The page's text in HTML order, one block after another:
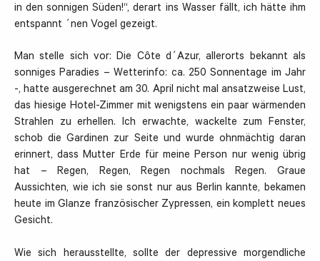
in den sonnigen Süden!“, derart ins Wasser fällt, ich hätte ihm
entspannt ´nen Vogel gezeigt.
Man stelle sich vor: Die Côte d´Azur, allerorts bekannt als
sonniges Paradies – Wetterinfo: ca. 250 Sonnentage im Jahr
-, hatte ausgerechnet am 30. April nicht mal ansatzweise Lust,
das hiesige Hotel-Zimmer mit wenigstens ein paar wärmenden
Strahlen zu erhellen. Ich erwachte, wackelte zum Fenster,
schob die Gardinen zur Seite und wurde ohnmächtig daran
erinnert, dass Mutter Erde für meine Person nur wenig übrig
hat – Regen, Regen, Regen nochmals Regen. Graue
Aussichten, wie ich sie sonst nur aus Berlin kannte, bekamen
heute im Glanze französischer Zypressen, ein komplett neues
Gesicht.
Wie sich herausstellte, sollte der depressive morgendliche